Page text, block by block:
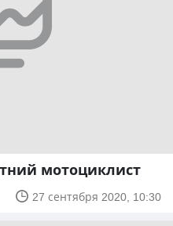
мотоциклист
27 сентября 2020, 10:30